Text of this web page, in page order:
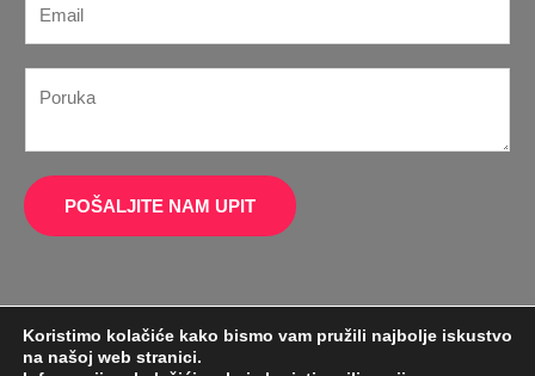
*
P
k
a
e
E
m
k
a
POŠALJITE NAM UPIT
Koristimo kolačiće kako bismo vam pružili najbolje iskustvo
na našoj web stranici.